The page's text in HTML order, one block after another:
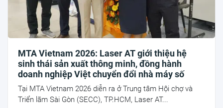
MTA Vietnam 2026: Laser AT giới thiệu hệ
sinh thái sản xuất thông minh, đồng hành
doanh nghiệp Việt chuyển đổi nhà máy số
Tại MTA Vietnam 2026 diễn ra ở Trung tâm Hội chợ và
Triển lãm Sài Gòn (SECC), TP.HCM, Laser AT...